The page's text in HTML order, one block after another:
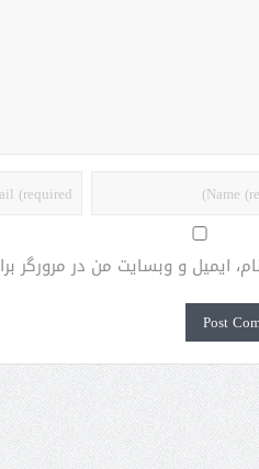
ایمیل و وبسایت من در